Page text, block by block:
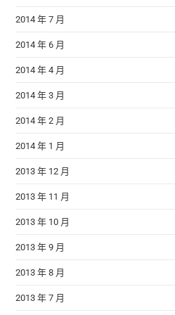
2014 年 7 月
2014 年 6 月
2014 年 4 月
2014 年 3 月
2014 年 2 月
2014 年 1 月
2013 年 12 月
2013 年 11 月
2013 年 10 月
2013 年 9 月
2013 年 8 月
2013 年 7 月